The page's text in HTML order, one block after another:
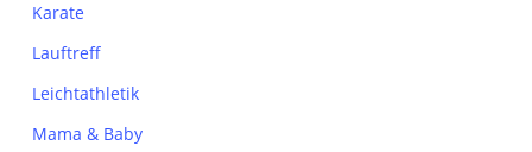
Karate
Lauftreff
Leichtathletik
Mama & Baby